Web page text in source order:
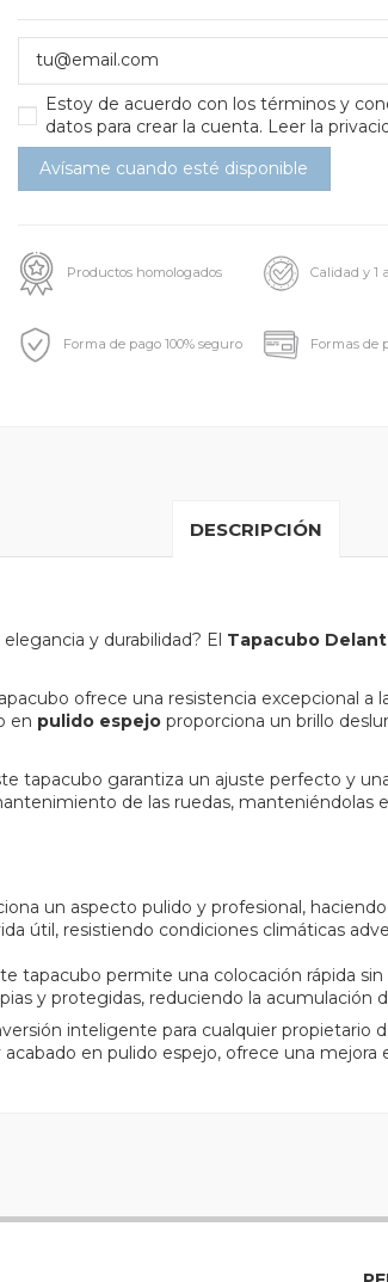
Estoy de acuerdo con los términos y
datos para crear la cuenta. Leer la
Productos homologados Calidad y 1
Forma de pago 100% seguro Formas de
DESCRIPCIÓN
y durabilidad? El Tapacubo
ofrece una resistencia excepcional a
en pulido espejo proporciona un brillo
tapacubo garantiza un ajuste perfecto y
de las ruedas,
un aspecto pulido y profesional,
útil, resistiendo condiciones climáticas
tapacubo permite una colocación rápida
y protegidas, reduciendo la
inteligente para cualquier propietario
en pulido espejo, ofrece una